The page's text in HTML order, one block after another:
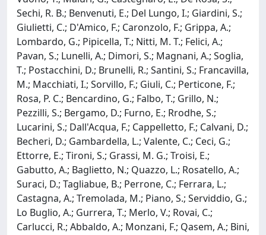
Sechi, R. B.; Benvenuti, E.; Del Lungo, I.; Giardini, S.;
Giulietti, C.; D'Amico, F.; Caronzolo, F.; Grippa, A.;
Lombardo, G.; Pipicella, T.; Nitti, M. T.; Felici, A.;
Pavan, S.; Lunelli, A.; Dimori, S.; Magnani, A.; Soglia,
T.; Postacchini, D.; Brunelli, R.; Santini, S.; Francavilla,
M.; Macchiati, I.; Sorvillo, F.; Giuli, C.; Perticone, F.;
Rosa, P. C.; Bencardino, G.; Falbo, T.; Grillo, N.;
Pezzilli, S.; Bergamo, D.; Furno, E.; Rrodhe, S.;
Lucarini, S.; Dall'Acqua, F.; Cappelletto, F.; Calvani, D.;
Becheri, D.; Gambardella, L.; Valente, C.; Ceci, G.;
Ettorre, E.; Tironi, S.; Grassi, M. G.; Troisi, E.;
Gabutto, A.; Baglietto, N.; Quazzo, L.; Rosatello, A.;
Suraci, D.; Tagliabue, B.; Perrone, C.; Ferrara, L.;
Castagna, A.; Tremolada, M.; Piano, S.; Serviddio, G.;
Lo Buglio, A.; Gurrera, T.; Merlo, V.; Rovai, C.;
Carlucci, R.; Abbaldo, A.; Monzani, F.; Qasem, A.; Bini,